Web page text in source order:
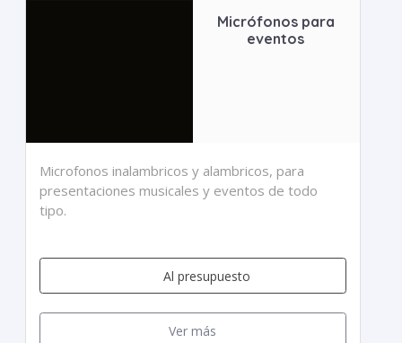
Micrófonos para
eventos
Microfonos inalambricos y alambricos, para
presentaciones musicales y eventos de todo
tipo.
Al presupuesto
Ver más